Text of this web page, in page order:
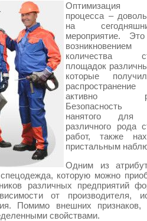
Оптимизация
процесса –
на
мероприятие.
количества
площадок
которые
активно
Безопасность
нанятого для
различного рода
работ, также
пристальным
Одним из
которую можно
различных предприятий
от производителя,
Помимо внешних
свойствами.